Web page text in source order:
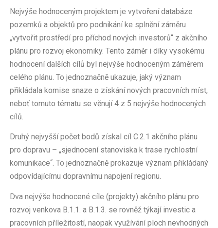
Nejvýše hodnoceným projektem je vytvoření databáze
pozemků a objektů pro podnikání ke splnění záměru
„vytvořit prostředí pro příchod nových investorů“ z akčního
plánu pro rozvoj ekonomiky. Tento záměr i díky vysokému
hodnocení dalších cílů byl nejvýše hodnoceným záměrem
celého plánu. To jednoznačně ukazuje, jaký význam
přikládala komise snaze o získání nových pracovních míst,
neboť tomuto tématu se věnují 4 z 5 nejvýše hodnocených
cílů.
Druhý nejvyšší počet bodů získal cíl C.2.1 akčního plánu
pro dopravu – „sjednocení stanoviska k trase rychlostní
komunikace“. To jednoznačně prokazuje význam přikládaný
odpovídajícímu dopravnímu napojení regionu.
Dva nejvýše hodnocené cíle (projekty) akčního plánu pro
rozvoj venkova B.1.1. a B.1.3. se rovněž týkají investic a
pracovních příležitostí, naopak využívání ploch nevhodných